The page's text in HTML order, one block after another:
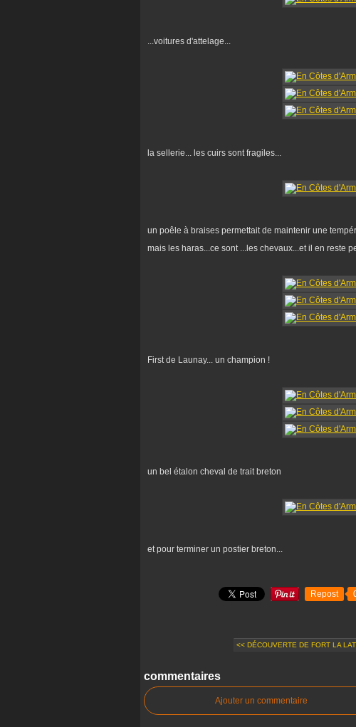
...voitures d'attelage...
la sellerie... les cuirs sont fragiles...
un poêle à braises permettait de maintenir une
mais les haras...ce sont ...les chevaux...et il en reste
First de Launay... un champion !
un bel étalon cheval de trait breton
et pour terminer un postier breton...
Repost
<< DÉCOUVERTE DE FORT LA
commentaires
Ajouter un commentaire